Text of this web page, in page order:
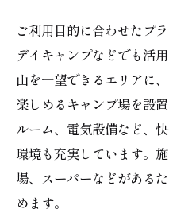
ご利用目的に合わせたプ
デイキャンプなどでも活
山を一望できるエリアに
楽しめるキャンプ場を設
ルーム、電気設備など、
環境も充実しています。
場、スーパーなどがある
めます。